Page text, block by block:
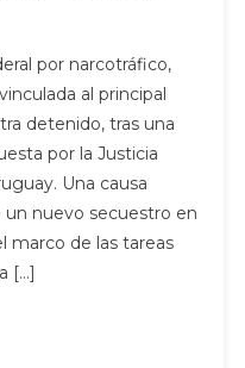
por narcotráfico,
al principal
detenido, tras una
por la Justicia
Una causa
nuevo secuestro en
marco de las tareas
[…]